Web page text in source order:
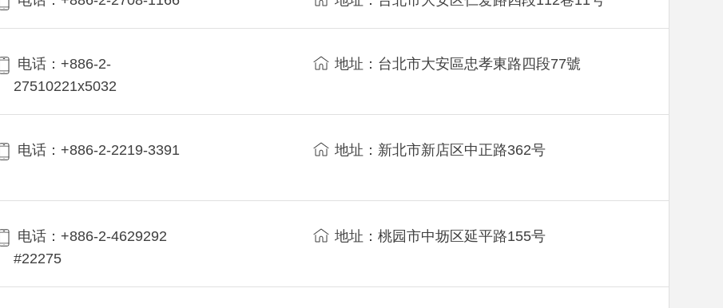
电话：+886-2-
27510221x5032
地址：台北市大安區忠孝東路四段77號
电话：+886-2-2219-3391 地址：新北市新店区中正路362号
电话：+886-2-4629292
#22275
地址：桃园市中坜区延平路155号